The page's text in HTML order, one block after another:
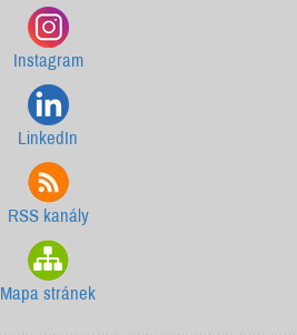
Instagram
LinkedIn
RSS kanály
Mapa stránek